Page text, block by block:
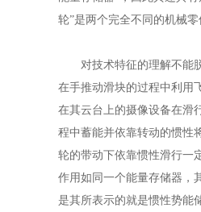
轮”是两个完全不同的机械
对技术特征的理解不能脱
在手推动滑块的过程中利用
在其云台上的摄像设备在滑
程中蓄能并依靠转动的惯性
轮的带动下依靠惯性滑行一
作用如同一个能量存储器，
是其所表示的就是惯性势能